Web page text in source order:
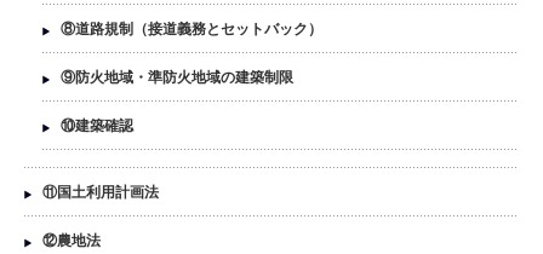
⑧道路規制（接道義務とセットバック）
⑨防火地域・準防火地域の建築制限
⑩建築確認
⑪国土利用計画法
⑫農地法